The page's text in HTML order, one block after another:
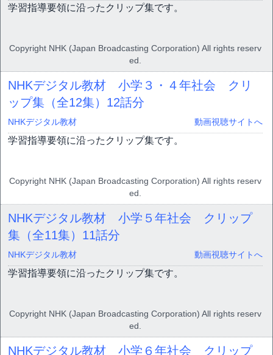
学習指導要領に沿ったクリップ集です。
Copyright NHK (Japan Broadcasting Corporation) All rights reserv
ed.
NHKデジタル教材 小学３・４年社会 クリ
ップ集（全12集） 12話分
NHKデジタル教材 動画視聴サイトへ
学習指導要領に沿ったクリップ集です。
Copyright NHK (Japan Broadcasting Corporation) All rights reserv
ed.
NHKデジタル教材 小学５年社会 クリップ
集（全11集） 11話分
NHKデジタル教材 動画視聴サイトへ
学習指導要領に沿ったクリップ集です。
Copyright NHK (Japan Broadcasting Corporation) All rights reserv
ed.
NHKデジタル教材 小学６年社会 クリップ